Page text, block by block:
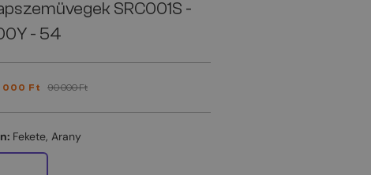
SRC001S -
- 54
000 Ft 90 000 Ft
Fekete, Arany